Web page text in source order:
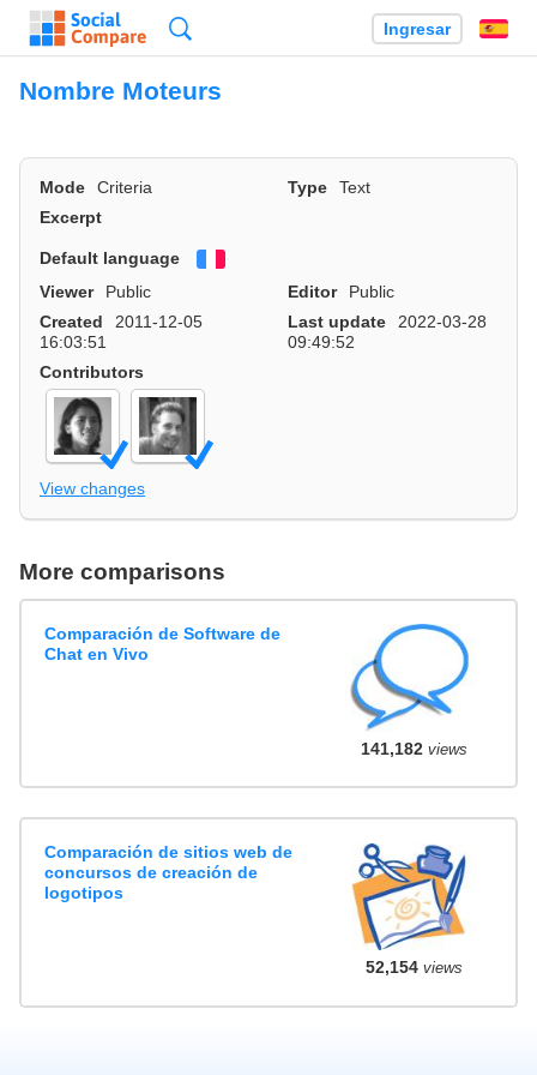
Ingresar
Nombre Moteurs
Mode Criteria Type
Text
Excerpt
Default language
Viewer
Public Editor
Public
Created
2011-12-05
16:03:51
Last update
2022-03-28
09:49:52
Contributors
View changes
More comparisons
Comparación de Software de
Chat en Vivo
141,182views
Comparación de sitios web de
concursos de creación de
logotipos
52,154views